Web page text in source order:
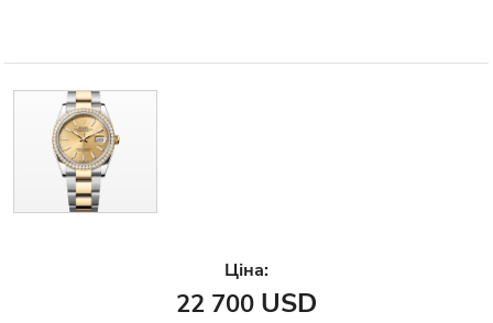
Ціна:
22 700 USD